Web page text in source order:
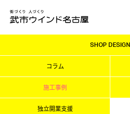
SHOP DESIGN
コラム
施工事例
独立開業支援